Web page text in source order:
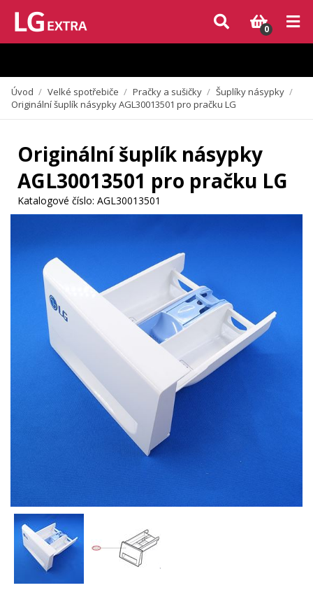
Vzhledem k aktuální situaci se může dodání dílů, které nejsou skladem,
zpozdit. Děkujeme za pochopení.
0
Úvod / Velké spotřebiče / Pračky a sušičky / Šuplíky násypky /
Originální šuplík násypky AGL30013501 pro pračku LG
Originální šuplík násypky
AGL30013501 pro pračku LG
Katalogové číslo: AGL30013501